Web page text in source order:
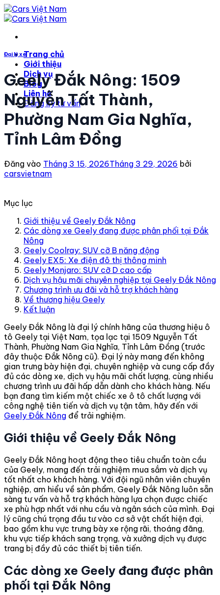
Bỏ
qua
dung
Trang chủ
Giới thiệu
Dịch vụ
Blog
Liên hệ
Đăng ký tư vấn
Đại lý xe
Geely Đắk Nông: 1509
Nguyễn Tất Thành,
Phường Nam Gia Nghĩa,
Tỉnh Lâm Đồng
Đăng vào Tháng 3 15, 2026Tháng 3 29, 2026 bởi
carsvietnam
Mục lục
Giới thiệu về Geely Đắk Nông
Các dòng xe Geely đang được phân phối tại Đắk
Nông
Geely Coolray: SUV cỡ B năng động
Geely EX5: Xe điện đô thị thông minh
Geely Monjaro: SUV cỡ D cao cấp
Dịch vụ hậu mãi chuyên nghiệp tại Geely Đắk Nông
Chương trình ưu đãi và hỗ trợ khách hàng
Về thương hiệu Geely
Kết luận
Geely Đắk Nông là đại lý chính hãng của thương hiệu ô
tô Geely tại Việt Nam, tọa lạc tại 1509 Nguyễn Tất
Thành, Phường Nam Gia Nghĩa, Tỉnh Lâm Đồng (trước
đây thuộc Đắk Nông cũ). Đại lý này mang đến không
gian trưng bày hiện đại, chuyên nghiệp và cung cấp đầy
đủ các dòng xe, dịch vụ hậu mãi chất lượng, cùng nhiều
chương trình ưu đãi hấp dẫn dành cho khách hàng. Nếu
bạn đang tìm kiếm một chiếc xe ô tô chất lượng với
công nghệ tiên tiến và dịch vụ tận tâm, hãy đến với
Geely Đắk Nông để trải nghiệm.
Giới thiệu về Geely Đắk Nông
Geely Đắk Nông hoạt động theo tiêu chuẩn toàn cầu
của Geely, mang đến trải nghiệm mua sắm và dịch vụ
tốt nhất cho khách hàng. Với đội ngũ nhân viên chuyên
nghiệp, am hiểu về sản phẩm, Geely Đắk Nông luôn sẵn
sàng tư vấn và hỗ trợ khách hàng lựa chọn được chiếc
xe phù hợp nhất với nhu cầu và ngân sách của mình. Đại
lý cũng chú trọng đầu tư vào cơ sở vật chất hiện đại,
bao gồm khu vực trưng bày xe rộng rãi, thoáng đãng,
khu vực tiếp khách sang trọng, và xưởng dịch vụ được
trang bị đầy đủ các thiết bị tiên tiến.
Các dòng xe Geely đang được phân
phối tại Đắk Nông